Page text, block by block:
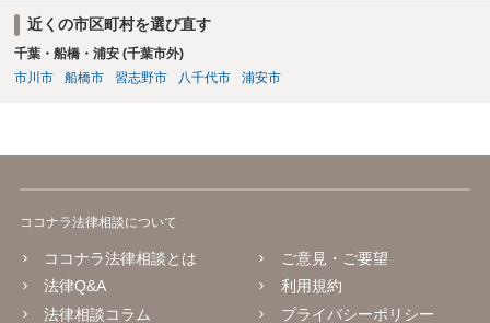
近くの市区町村を選び直す
千葉・船橋・浦安 (千葉市外)
市川市
船橋市 習志野市 八千代市 浦安市
ココナラ法律相談について
ココナラ法律相談とは
法律Q&A
法律相談コラム
ご意見・ご要望
利用規約
プライバシーポリシー